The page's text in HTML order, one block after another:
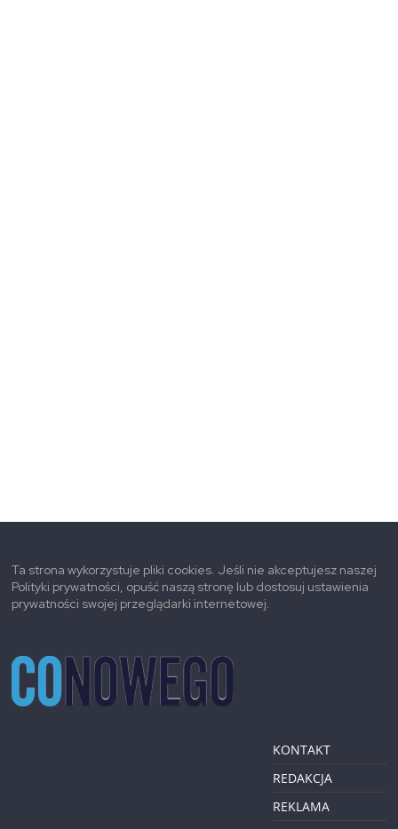
Ta strona wykorzystuje pliki cookies. Jeśli nie akceptujesz naszej
Polityki prywatności, opuść naszą stronę lub dostosuj ustawienia
prywatności swojej przeglądarki internetowej.
KONTAKT
REDAKCJA
REKLAMA